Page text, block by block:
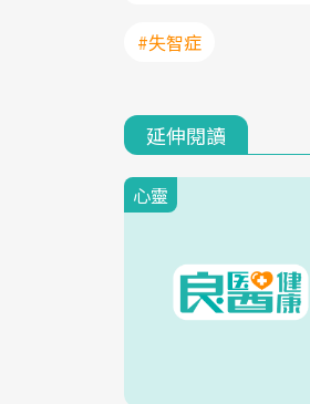
#失智症
延伸閱讀
心靈